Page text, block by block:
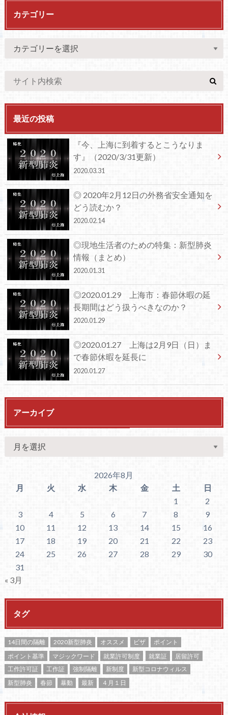
カテゴリー
最近の投稿
『今、上海に到着するとこうなりま
す』（2020/3/31更新）
2020.03.31
◎ 2020年2月12日の外務省安全通知を
どう読むか？
2020.02.14
◎現地生活者のための特集：新型肺炎
情報（まとめ）
2020.01.31
◎2020.01.29 上海市：春節休暇の延
長期間はどう扱うべきなのか？
2020.01.29
◎2020.01.27 上海は2月9日（日）ま
で春節休暇を延長に
2020.01.27
アーカイブ
2026年8月
月
火 水 木 金 土
日
1
2
3
4 5 6 7 8
9
10
11 12 13 14 15
16
17
18 19 20 21 22
23
24
25 26 27 28 29
30
31
« 3月
タグ
14日間の隔離 2020新型肺炎 オススメ ビザ
ポイント
ポイント基準
マジックワード 就業許可制度 就業証
居留許可
工作許可証
工作証 強制隔離 新制度
新型コロナウィルス
新型肺炎
春節 暴動 最新 ４月１日